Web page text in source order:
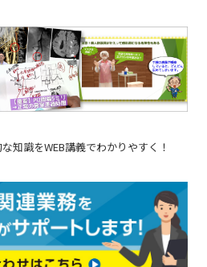
知識をWEB講義でわかりやすく！